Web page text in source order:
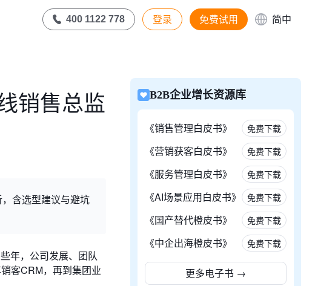
400 1122 778 登录 免费试用 简中
销售总监
含选型建议与避坑
年，公司发展、团队
客CRM，再到集团业
B2B企业增长资源库
《销售管理白皮书》 免费下载
《营销获客白皮书》 免费下载
《服务管理白皮书》 免费下载
《AI场景应用白皮书》 免费下载
《国产替代橙皮书》 免费下载
《中企出海橙皮书》 免费下载
更多电子书 →